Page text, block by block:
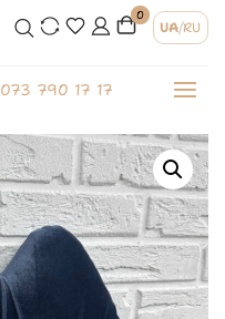
0
UA/RU
073 790 17 17